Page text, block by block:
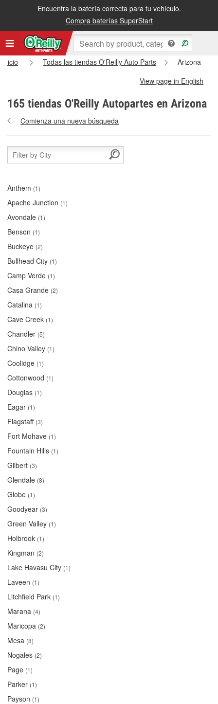
Encuentra la batería correcta para tu vehículo.
Compra baterías SuperStart
Inicio Todas las tiendas O'Reilly Auto Parts
Arizona
View page in English
165 tiendas O'Reilly Autopartes en Arizona
Comienza una nueva búsqueda
Anthem (1)
Apache Junction (1)
Avondale (1)
Benson (1)
Buckeye (2)
Bullhead City (1)
Camp Verde (1)
Casa Grande (2)
Catalina (1)
Cave Creek (1)
Chandler (5)
Chino Valley (1)
Coolidge (1)
Cottonwood (1)
Douglas (1)
Eagar (1)
Flagstaff (3)
Fort Mohave (1)
Fountain Hills (1)
Gilbert (3)
Glendale (8)
Globe (1)
Goodyear (3)
Green Valley (1)
Holbrook (1)
Kingman (2)
Lake Havasu City (1)
Laveen (1)
Litchfield Park (1)
Marana (4)
Maricopa (2)
Mesa (8)
Nogales (2)
Page (1)
Parker (1)
Payson (1)